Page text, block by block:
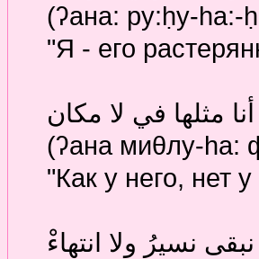
(ʔана: ру:ḥу-hа:-
"Я - его
أنا مثلها في لا مكان
(ʔана миθлу-hа:
"Как у него, нет
نبقى نسيرُ ولا انتهاءْ